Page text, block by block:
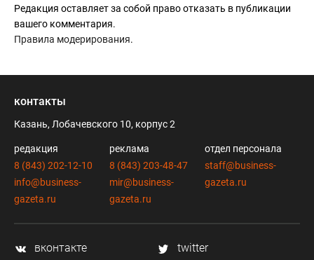
Редакция оставляет за собой право отказать в публикации
вашего комментария.
Правила модерирования.
контакты
Казань, Лобачевского 10, корпус 2
редакция
8 (843) 202-12-10
info@business-
gazeta.ru
реклама
8 (843) 203-48-47
mir@business-
gazeta.ru
отдел персонала
staff@business-
gazeta.ru
вконтакте
twitter